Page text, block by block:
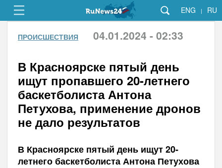
ENG | RU
ПРОИСШЕСТВИЯ 04.01.2024 - 02:33
В Красноярске пятый день
ищут пропавшего 20-летнего
баскетболиста Антона
Петухова, применение дронов
не дало результатов
В Красноярске пятый день ищут 20-
летнего баскетболиста Антона Петухова